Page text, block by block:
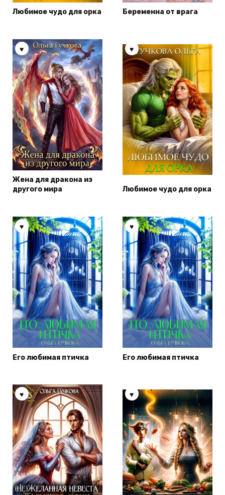
Любимое чудо для орка Беременна от врага
Жена для дракона из
другого мира
Любимое чудо для орка
Его любимая птичка Его любимая птичка